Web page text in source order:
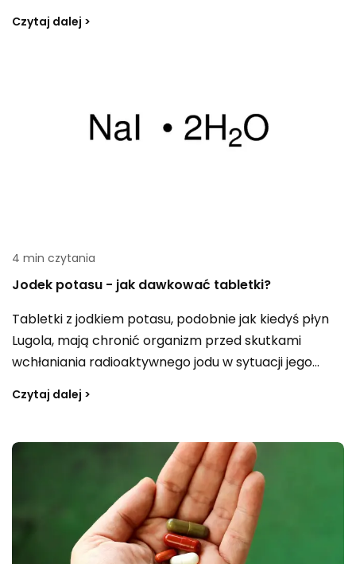
wariant, stosowane w ramach szczepień
podstawowego lub wcześniejszej dawki
przypominającej.
Czytaj dalej >
4 min czytania
Jodek potasu - jak dawkować tabletki?
Tabletki z jodkiem potasu, podobnie jak kiedyś płyn
Lugola, mają chronić organizm przed skutkami
wchłaniania radioaktywnego jodu w sytuacji jego
W razie zagrożenia przewiduje się dystrybucję
wydawany dzieciom. To właśnie u dzieci ryzyko
zachorowania na raka tarczycy jest największe,
dlatego przyjmowanie jodku potasu w tej grupie
wiekowej bywa traktowane jako szczególnie istotne.
Czytaj dalej >